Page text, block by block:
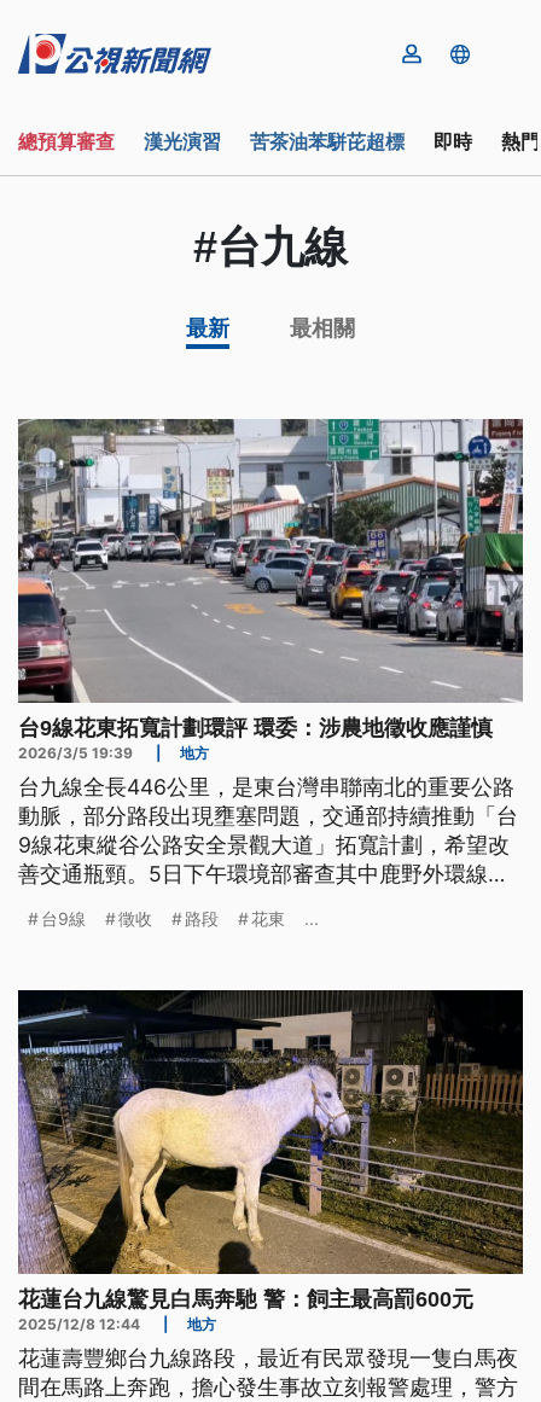
總預算審查 漢光演習 苦茶油苯駢芘超標 即時 熱
#台九線
最新 最相關
台9線花東拓寬計劃環評 環委：涉農地徵收應謹慎
2026/3/5 19:39 地方
台九線全長446公里，是東台灣串聯南北的重要公路
動脈，部分路段出現壅塞問題，交通部持續推動「台
9線花東縱谷公路安全景觀大道」拓寬計劃，希望改
善交通瓶頸。5日下午環境部審查其中鹿野外環線約
影響農民權益。
台9線 徵收 路段 花東 ...
花蓮台九線驚見白馬奔馳 警：飼主最高罰600元
2025/12/8 12:44 地方
花蓮壽豐鄉台九線路段，最近有民眾發現一隻白馬夜
間在馬路上奔跑，擔心發生事故立刻報警處理，警方